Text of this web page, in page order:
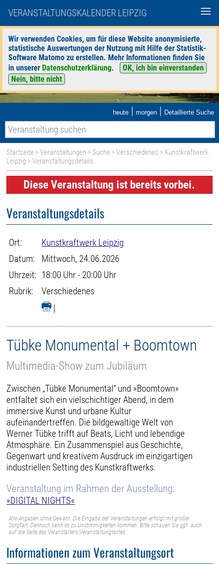
VERANSTALTUNGSKALENDER LEIPZIG
Wir verwenden Cookies, um für diese Website anonymisierte,
statistische Auswertungen der Nutzung mit Hilfe der Statistik-
Software Matomo zu erstellen. Mehr Informationen finden Sie
in unserer Datenschutzerklärung.
OK, ich bin einverstanden
Nein, bitte nicht
heute | morgen | Detaillierte Suche
Startseite >Veranstaltungen > Suche >Verschiedenes > Kunstkraftwerk
Leipzig > Veranstaltungsdetails
Diese Veranstaltung ist bereits vorbei.
Veranstaltungsdetails
Ort:
Kunstkraftwerk Leipzig
Datum:
Mittwoch, 24.06.2026
Uhrzeit: 18:00 Uhr - 20:00 Uhr
Rubrik:
Verschiedenes
|
Tübke Monumental + Boomtown
Multimedia-Show zum Jubiläum
Zwischen „Tübke Monumental“ und »Boomtown»
entfaltet sich ein vielschichtiger Abend, in dem
immersive Kunst und urbane Kultur
aufeinandertreffen. Die bildgewaltige Welt von
Werner Tübke trifft auf Beats, Licht und lebendige
Atmosphäre. Ein Zusammenspiel aus Geschichte,
Gegenwart und kreativem Ausdruck im einzigartigen
industriellen Setting des Kunstkraftwerks.
Veranstaltung im Rahmen der Ausstellung:
»DIGITAL NIGHTS«
Alle Angaben ohne Gewähr. Die Eingabe der Veranstaltungen erfolgt mit großer
Sorgfalt. Dennoch kann es zu Unstimmigkeiten kommen. Bitte schauen Sie ggf. auch
auf die Seite des Veranstalters/Veranstaltungsortes.
Informationen zum Veranstaltungsort